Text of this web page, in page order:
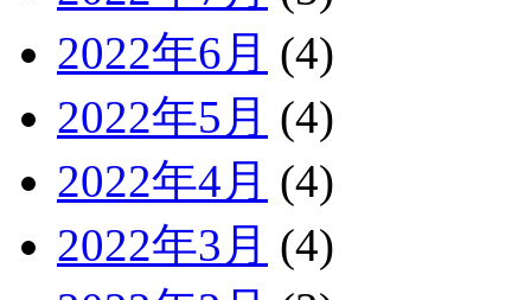
2022年6月 (4)
2022年5月 (4)
2022年4月 (4)
2022年3月 (4)